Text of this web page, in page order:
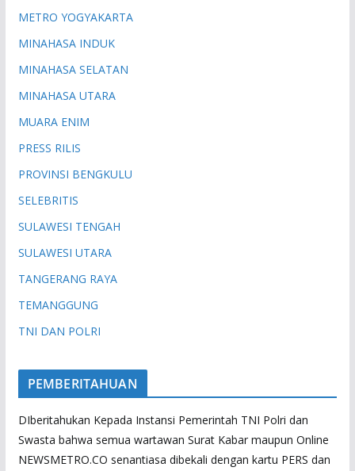
METRO YOGYAKARTA
MINAHASA INDUK
MINAHASA SELATAN
MINAHASA UTARA
MUARA ENIM
PRESS RILIS
PROVINSI BENGKULU
SELEBRITIS
SULAWESI TENGAH
SULAWESI UTARA
TANGERANG RAYA
TEMANGGUNG
TNI DAN POLRI
PEMBERITAHUAN
DIberitahukan Kepada Instansi Pemerintah TNI Polri dan
Swasta bahwa semua wartawan Surat Kabar maupun Online
NEWSMETRO.CO senantiasa dibekali dengan kartu PERS dan